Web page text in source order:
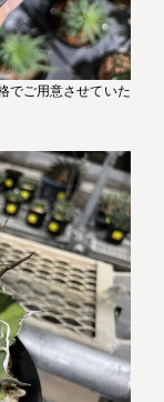
ご用意させていた